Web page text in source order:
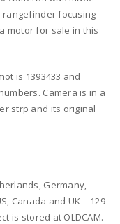
rangefinder focusing
motor for sale in this
is 1393433 and
Camera is in a
strp and its original
Germany,
Canada and UK = 129
is stored at OLDCAM.